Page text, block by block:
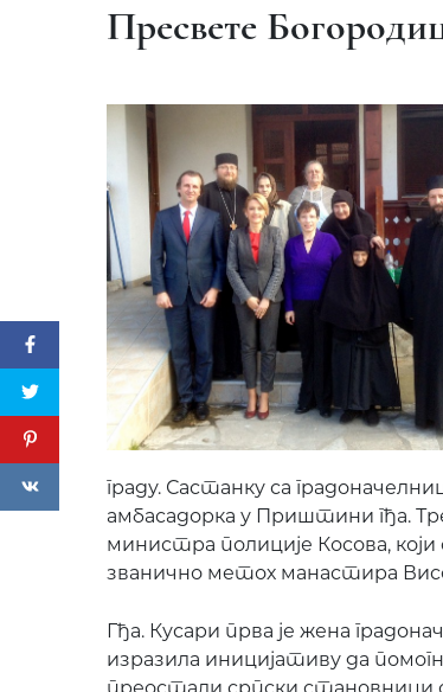
Пресвете
граду. Састанку са
амбасадорка у Приштини гђа.
министра полиције Косова,
званично метох манастира
Гђа. Кусари прва је жена
изразила иницијативу да
преостали српски становници